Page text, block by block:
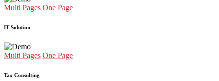
Multi Pages One Page
IT Solution
Multi Pages One Page
Tax Consulting